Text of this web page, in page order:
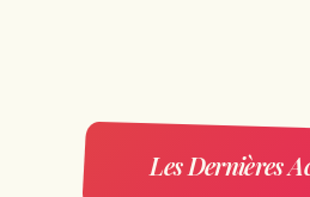
Les Dernières